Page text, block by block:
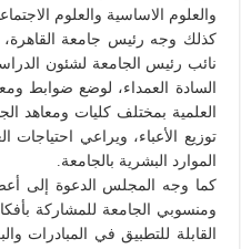
والعلوم الاساسية والعلوم
كذلك وجه رئيس جامعة القاهرة،
نائب رئيس الجامعة لشئون
السادة العمداء، لوضع ضوابط
العلمية بمختلف كليات ومعاهد
توزيع الأعباء، ويراعي احتياجات
الموارد البشرية بالجامعة.
كما وجه المجلس الدعوة إلى
ومنسوبي الجامعة للمشاركة
القابلة للتطبيق في المبادرات